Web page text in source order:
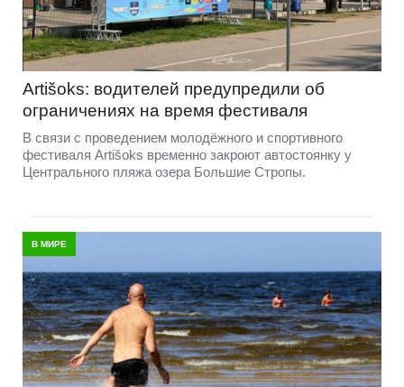
Artišoks: водителей предупредили об
ограничениях на время фестиваля
В связи с проведением молодёжного и спортивного
фестиваля Artišoks временно закроют автостоянку у
Центрального пляжа озера Большие Стропы.
В МИРЕ